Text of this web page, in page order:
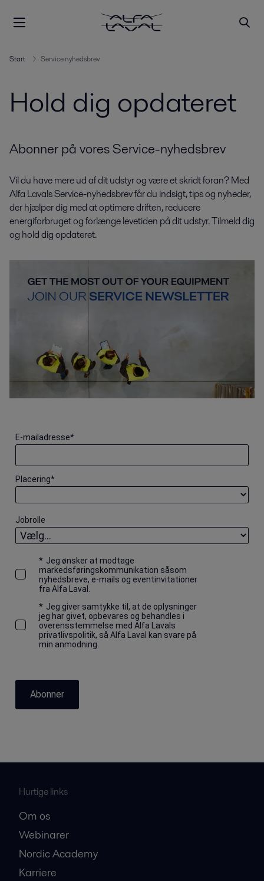
Start Service nyhedsbrev
Hold dig opdateret
Abonner på vores Service-nyhedsbrev
Vil du have mere ud af dit udstyr og være et skridt foran? Med
Alfa Lavals Service-nyhedsbrev får du indsigt, tips og nyheder,
der hjælper dig med at optimere driften, reducere
energiforbruget og forlænge levetiden på dit udstyr. Tilmeld dig
og hold dig opdateret.
*
E-mailadresse
*
Placering
Jobrolle
* Jeg ønsker at modtage
markedsføringskommunikation såsom
nyhedsbreve, e-mails og eventinvitationer
fra Alfa Laval.
* Jeg giver samtykke til, at de oplysninger
jeg har givet, opbevares og behandles i
overensstemmelse med Alfa Lavals
privatlivspolitik, så Alfa Laval kan svare på
min anmodning.
Abonner
Hurtige links
Om os
Webinarer
Nordic Academy
Karriere